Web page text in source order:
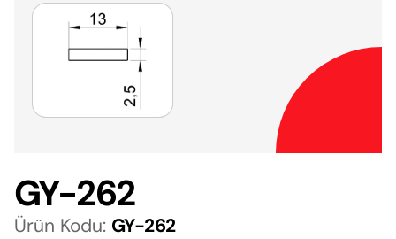
GY-262
Ürün Kodu: GY-262